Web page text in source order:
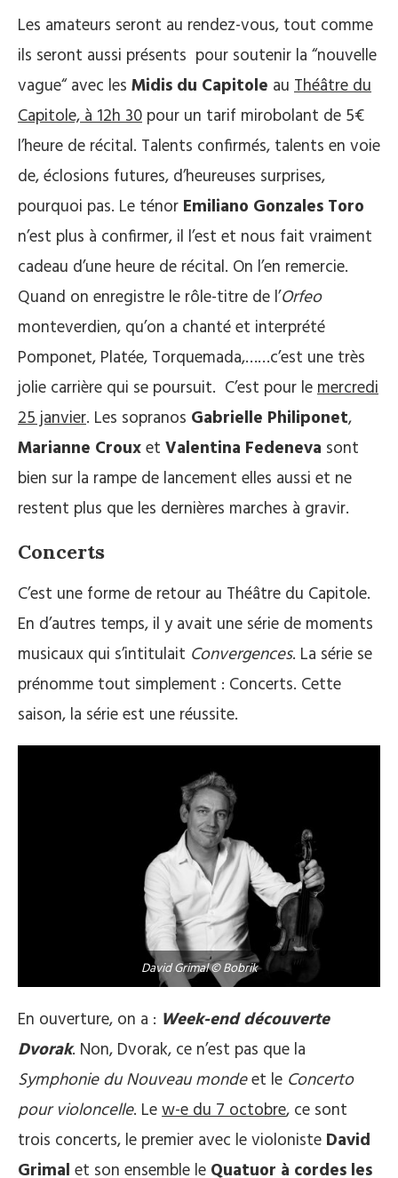
Les amateurs seront au rendez-vous, tout comme
ils seront aussi présents pour soutenir la “nouvelle
vague“ avec les Midis du Capitole au Théâtre du
Capitole, à 12h 30 pour un tarif mirobolant de 5€
l’heure de récital. Talents confirmés, talents en voie
de, éclosions futures, d’heureuses surprises,
pourquoi pas. Le ténor Emiliano Gonzales Toro
n’est plus à confirmer, il l’est et nous fait vraiment
cadeau d’une heure de récital. On l’en remercie.
Quand on enregistre le rôle-titre de l’Orfeo
monteverdien, qu’on a chanté et interprété
Pomponet, Platée, Torquemada,……c’est une très
jolie carrière qui se poursuit. C’est pour lemercredi
25 janvier. Les sopranos Gabrielle Philiponet,
Marianne Crouxet Valentina Fedeneva sont
bien sur la rampe de lancement elles aussi et ne
restent plus que les dernières marches à gravir.
Concerts
C’est une forme de retour au Théâtre du Capitole.
En d’autres temps, il y avait une série de moments
musicaux qui s’intitulait Convergences. La série se
prénomme tout simplement : Concerts. Cette
saison, la série est une réussite.
David Grimal © Bobrik
En ouverture, on a : Week-end découverte
Dvorak. Non, Dvorak, ce n’est pas que la
Symphonie du Nouveau mondeet le Concerto
pour violoncelle. Lew-e du 7 octobre, ce sont
trois concerts, le premier avec le violoniste David
Grimal et son ensemble le Quatuor à cordes les